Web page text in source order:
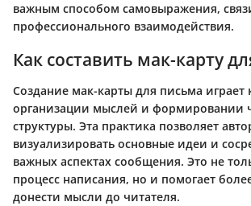
важным способом самовыражения,
профессионального взаимодействия.
Как составить мак-карту
Создание мак-карты для письма
организации мыслей и формировании
структуры. Эта практика позволяет
визуализировать основные идеи и
важных аспектах сообщения. Это не
процесс написания, но и помогает
донести мысли до читателя.